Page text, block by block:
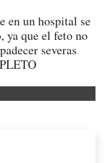
en un hospital se
ya que el feto no
severas